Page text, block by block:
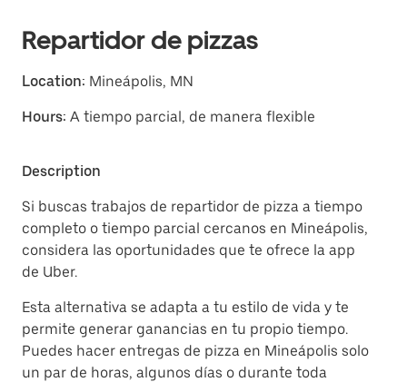
Repartidor de pizzas
Location: Mineápolis, MN
Hours: A tiempo parcial, de manera flexible
Description
Si buscas trabajos de repartidor de pizza a tiempo
completo o tiempo parcial cercanos en Mineápolis,
considera las oportunidades que te ofrece la app
de Uber.
Esta alternativa se adapta a tu estilo de vida y te
permite generar ganancias en tu propio tiempo.
Puedes hacer entregas de pizza en Mineápolis solo
un par de horas, algunos días o durante toda